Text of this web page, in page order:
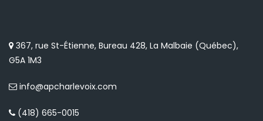
367, rue St-Étienne, Bureau 428, La Malbaie (Québec),
G5A 1M3
info@apcharlevoix.com
(418) 665-0015